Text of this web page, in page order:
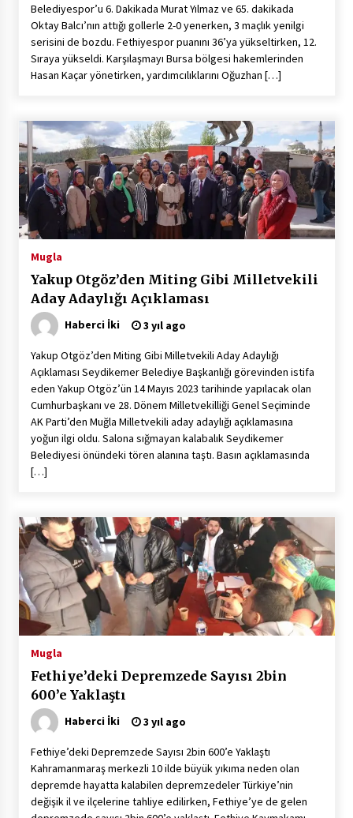
Belediyespor’u 6. Dakikada Murat Yılmaz ve 65. dakikada
Oktay Balcı’nın attığı gollerle 2-0 yenerken, 3 maçlık yenilgi
serisini de bozdu. Fethiyespor puanını 36’ya yükseltirken, 12.
Sıraya yükseldi. Karşılaşmayı Bursa bölgesi hakemlerinden
Hasan Kaçar yönetirken, yardımcılıklarını Oğuzhan […]
Mugla
Yakup Otgöz’den Miting Gibi Milletvekili
Aday Adaylığı Açıklaması
Haberci İki 3 yıl ago
Yakup Otgöz’den Miting Gibi Milletvekili Aday Adaylığı
Açıklaması Seydikemer Belediye Başkanlığı görevinden istifa
eden Yakup Otgöz’ün 14 Mayıs 2023 tarihinde yapılacak olan
Cumhurbaşkanı ve 28. Dönem Milletvekilliği Genel Seçiminde
AK Parti’den Muğla Milletvekili aday adaylığı açıklamasına
yoğun ilgi oldu. Salona sığmayan kalabalık Seydikemer
Belediyesi önündeki tören alanına taştı. Basın açıklamasında
[…]
Mugla
Fethiye’deki Depremzede Sayısı 2bin
600’e Yaklaştı
Haberci İki 3 yıl ago
Fethiye’deki Depremzede Sayısı 2bin 600’e Yaklaştı
Kahramanmaraş merkezli 10 ilde büyük yıkıma neden olan
depremde hayatta kalabilen depremzedeler Türkiye’nin
değişik il ve ilçelerine tahliye edilirken, Fethiye’ye de gelen